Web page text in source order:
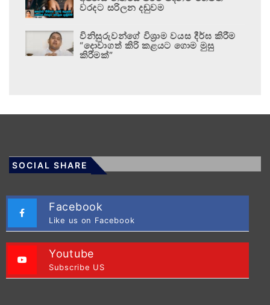
වරදට සරිලන දඬුවම
විනිසුරුවන්ගේ විශ්‍රාම වයස දීර්ඝ කිරීම
“දොවාගත් කිරි කළයට ගොම මුසු
කිරීමක්”
SOCIAL SHARE
Facebook
Like us on Facebook
Youtube
Subscribe US